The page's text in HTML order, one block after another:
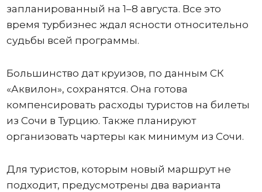
запланированный на 1–8 августа. Все это
время турбизнес ждал ясности относительно
судьбы всей программы.
Большинство дат круизов, по данным СК
«Аквилон», сохранятся. Она готова
компенсировать расходы туристов на билеты
из Сочи в Турцию. Также планируют
организовать чартеры как минимум из Сочи.
Для туристов, которым новый маршрут не
подходит, предусмотрены два варианта